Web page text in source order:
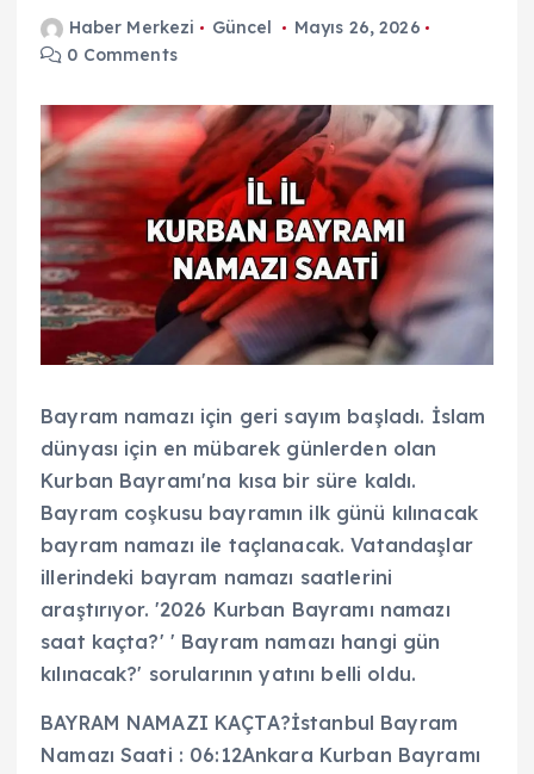
Haber Merkezi Güncel
Mayıs 26, 2026
0 Comments
Bayram namazı için geri sayım başladı. İslam
dünyası için en mübarek günlerden olan
Kurban Bayramı'na kısa bir süre kaldı.
Bayram coşkusu bayramın ilk günü kılınacak
bayram namazı ile taçlanacak. Vatandaşlar
illerindeki bayram namazı saatlerini
araştırıyor. '2026 Kurban Bayramı namazı
saat kaçta?' ' Bayram namazı hangi gün
kılınacak?' sorularının yatını belli oldu.
BAYRAM NAMAZI KAÇTA?İstanbul Bayram
Namazı Saati : 06:12Ankara Kurban Bayramı